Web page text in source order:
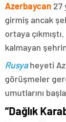
Azerbaycan 27
girmiş ancak
ortaya
kalmayan
Rusyaheyeti
görüşmeler
umutlarını
“Dağlık